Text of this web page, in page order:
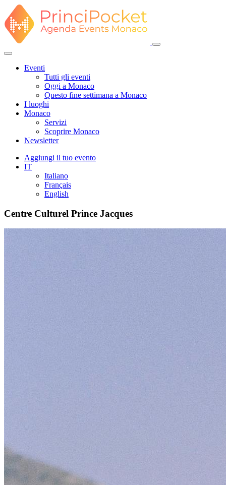
Eventi
Tutti gli eventi
Oggi a Monaco
Questo fine settimana a Monaco
I luoghi
Monaco
Servizi
Scoprire Monaco
Newsletter
Aggiungi il tuo evento
IT
Italiano
Français
English
Centre Culturel Prince Jacques